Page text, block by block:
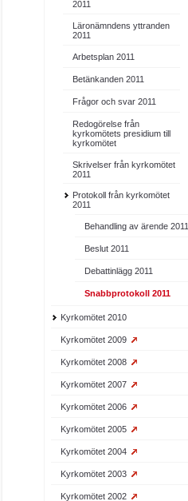
2011
Läronämndens yttranden
2011
Arbetsplan 2011
Betänkanden 2011
Frågor och svar 2011
Redogörelse från
kyrkomötets presidium till
kyrkomötet
Skrivelser från kyrkomötet
2011
Protokoll från kyrkomötet
2011
Behandling av ärende 2011
Beslut 2011
Debattinlägg 2011
Snabbprotokoll 2011
Kyrkomötet 2010
Kyrkomötet 2009
Kyrkomötet 2008
Kyrkomötet 2007
Kyrkomötet 2006
Kyrkomötet 2005
Kyrkomötet 2004
Kyrkomötet 2003
Kyrkomötet 2002